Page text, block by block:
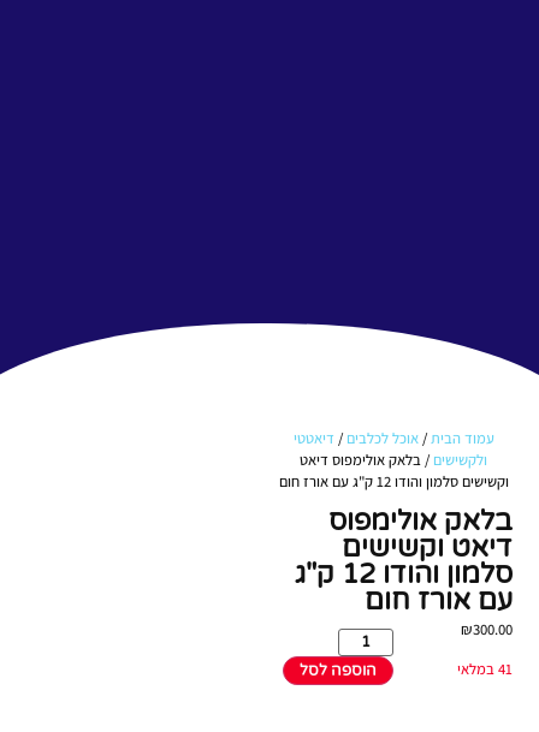
עמוד הבית/אוכל לכלבים / דיאטטי
ולקשישים / בלאק אולימפוס דיאט
וקשישים סלמון והודו 12 ק"ג עם אורז חום
בלאק אולימפוס
דיאט וקשישים
סלמון והודו 12 ק"ג
עם אורז חום
₪300.00
41 במלאי
הוספה לסל